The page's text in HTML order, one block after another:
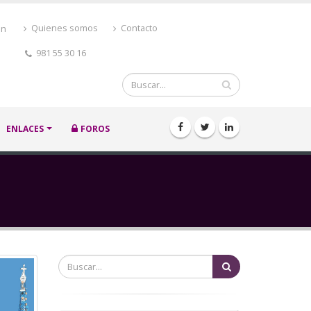
Quienes somos Contacto
981 55 30 16
Buscar
ENLACES FOROS